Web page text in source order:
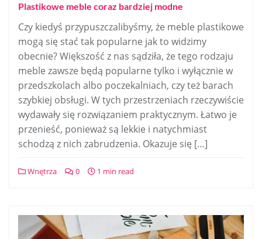
Plastikowe meble coraz bardziej modne
Czy kiedyś przypuszczalibyśmy, że meble plastikowe
mogą się stać tak popularne jak to widzimy
obecnie? Większość z nas sądziła, że tego rodzaju
meble zawsze będą popularne tylko i wyłącznie w
przedszkolach albo poczekalniach, czy też barach
szybkiej obsługi. W tych przestrzeniach rzeczywiście
wydawały się rozwiązaniem praktycznym. Łatwo je
przenieść, ponieważ są lekkie i natychmiast
schodzą z nich zabrudzenia. Okazuje się […]
Wnętrza 0 1 min read